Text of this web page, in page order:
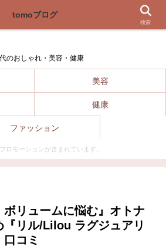
tomoブログ
のおしゃれ・美容・健康
美容
健康
ファッション
ロモーションが含まれています。
ボリュームに悩む』オトナ
『リル/Lilou ラグジュアリ
コミ
tomoブログ
検索